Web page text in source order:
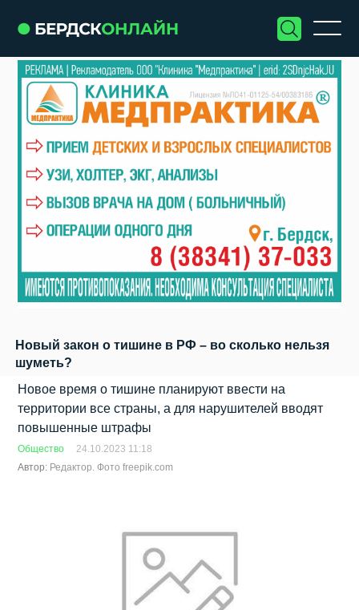
Новый закон о тишине в РФ – во сколько нельзя
шуметь?
Новое время о тишине планируют ввести на
территории все страны, а для нарушителей вводят
повышенные штрафы
Общество
24.10.2023 11:18
Автор: Редактор. Фото freepik.com